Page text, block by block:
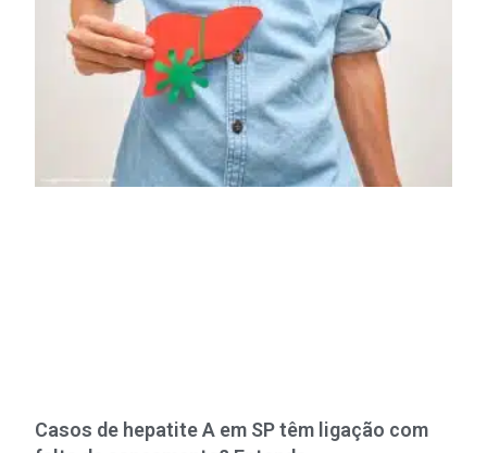
Casos de hepatite A em SP têm ligação com